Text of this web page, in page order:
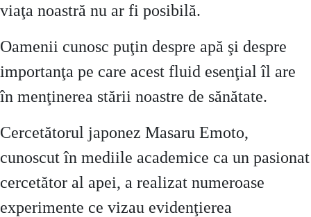
viaţa noastră nu ar fi posibilă.
Oamenii cunosc puţin despre apă şi despre
importanţa pe care acest fluid esenţial îl are
în menţinerea stării noastre de sănătate.
Cercetătorul japonez Masaru Emoto,
cunoscut în mediile academice ca un pasionat
cercetător al apei, a realizat numeroase
experimente ce vizau evidenţierea